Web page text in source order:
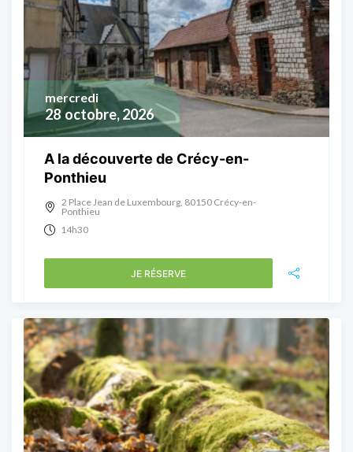
28 octobre, 2026
mercredi
A la découverte de Crécy-en-
Ponthieu
2 Place Jean de Luxembourg, 80150 Crécy-en-
Ponthieu
14h30
JE RÉSERVE